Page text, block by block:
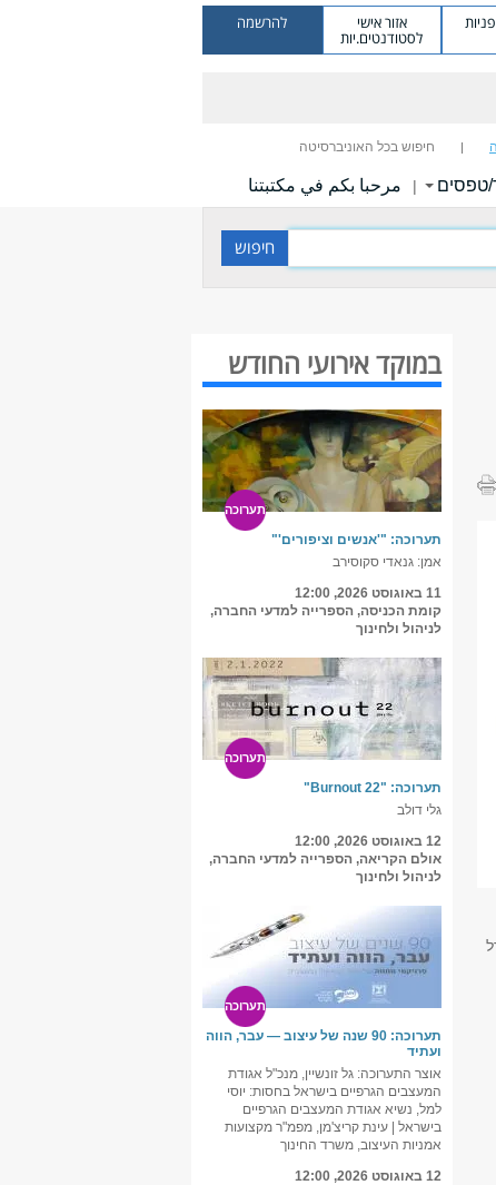
אזור אישי
לסטודנטים.יות
להרשמה
חיפוש בכל האוניברסיטה
טפסים | مرحبا بكم في مكتبتنا
במוקד אירועי החודש
תערוכה
תערוכה: "'אנשים וציפורים'"
אמן: גנאדי סקוסירב
11 באוגוסט 2026, 12:00
קומת הכניסה, הספרייה למדעי החברה,
לניהול ולחינוך
תערוכה
תערוכה: "Burnout 22"
גלי דולב
12 באוגוסט 2026, 12:00
אולם הקריאה, הספרייה למדעי החברה,
לניהול ולחינוך
תערוכה
תערוכה: 90 שנה של עיצוב — עבר, הווה
ועתיד
אוצר התערוכה: גל זונשיין, מנכ"ל אגודת
המעצבים הגרפיים בישראל בחסות: יוסי
למל, נשיא אגודת המעצבים הגרפיים
בישראל | עינת קריצ'מן, מפמ"ר מקצועות
אמניות העיצוב, משרד החינוך
12 באוגוסט 2026, 12:00